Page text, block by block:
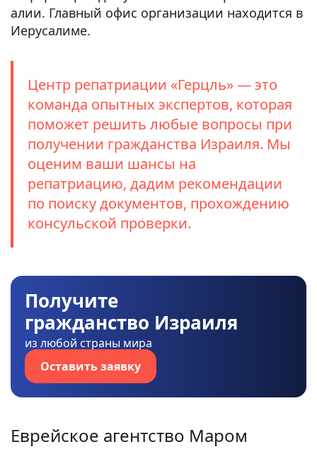
алии. Главный офис организации находится в
Иерусалиме.
Центр репатриации «Герцль» — это
команда опытных экспертов, которая
поможет решить любые вопросы при
получении гражданства Израиля. Мы
оценим ваши шансы на
репатриацию, дадим рекомендации
по поиску документов, прохождению
консульской проверки.
Получите
гражданство Израиля
из любой страны мира
Оставить заявку
Еврейское агентство Маром